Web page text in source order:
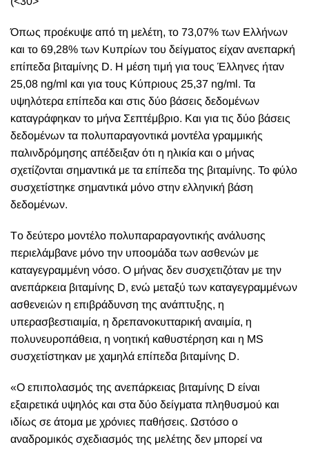
Όπως προέκυψε από τη μελέτη, το 73,07% των Ελλήνων
και το 69,28% των Κυπρίων του δείγματος είχαν ανεπαρκή
επίπεδα βιταμίνης D. H μέση τιμή για τους Έλληνες ήταν
25,08 ng/ml και για τους Κύπριους 25,37 ng/ml. Τα
υψηλότερα επίπεδα και στις δύο βάσεις δεδομένων
καταγράφηκαν το μήνα Σεπτέμβριο. Και για τις δύο βάσεις
δεδομένων τα πολυπαραγοντικά μοντέλα γραμμικής
παλινδρόμησης απέδειξαν ότι η ηλικία και ο μήνας
σχετίζονται σημαντικά με τα επίπεδα της βιταμίνης. Το φύλο
συσχετίστηκε σημαντικά μόνο στην ελληνική βάση
δεδομένων.
Tο δεύτερο μοντέλο πολυπαραραγοντικής ανάλυσης
περιελάμβανε μόνο την υποομάδα των ασθενών με
καταγεγραμμένη νόσο. Ο μήνας δεν συσχετιζόταν με την
ανεπάρκεια βιταμίνης D, ενώ μεταξύ των καταγεγραμμένων
ασθενειών η επιβράδυνση της ανάπτυξης, η
υπερασβεστιαιμία, η δρεπανοκυτταρική αναιμία, η
πολυνευροπάθεια, η νοητική καθυστέρηση και η ΜS
συσχετίστηκαν με χαμηλά επίπεδα βιταμίνης D.
«Ο επιπολασμός της ανεπάρκειας βιταμίνης D είναι
εξαιρετικά υψηλός και στα δύο δείγματα πληθυσμού και
ιδίως σε άτομα με χρόνιες παθήσεις. Ωστόσο ο
αναδρομικός σχεδιασμός της μελέτης δεν μπορεί να